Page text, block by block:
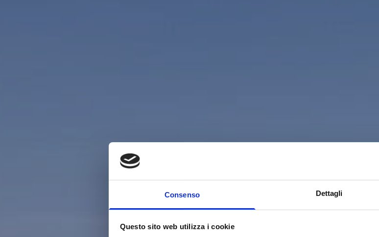
Consenso Dettagli
Questo sito web utilizza i cookie